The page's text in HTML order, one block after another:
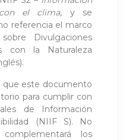
el clima, y se
referencia el marco
Divulgaciones
con la Naturaleza
que este documento
para cumplir con
de Información
(NIIF S). No
los